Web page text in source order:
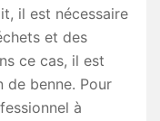
il est nécessaire
et des
ce cas, il est
de benne. Pour
à